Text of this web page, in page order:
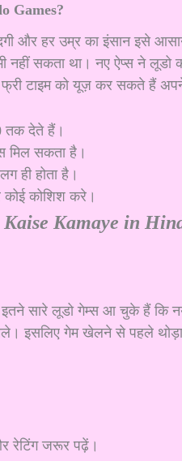
Games?
और हर उम्र का इंसान इसे
नहीं सकता था। नए ऐप्स ने
फ्री टाइम को यूज़ कर सकते हैं
तक देते हैं।
मिल सकता है।
ही होता है।
कोशिश करे।
Kamaye in
सारे लूडो गेम्स आ चुके हैं कि
इसलिए गेम खेलने से पहले थोड़ा
रेटिंग जरूर पढ़ें।